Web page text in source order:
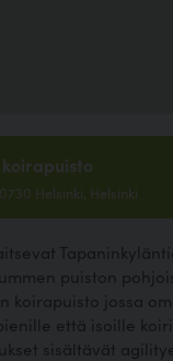
Helsinki, Helsinki
puiston
koirapuisto jossa
että isoille
sisältävät